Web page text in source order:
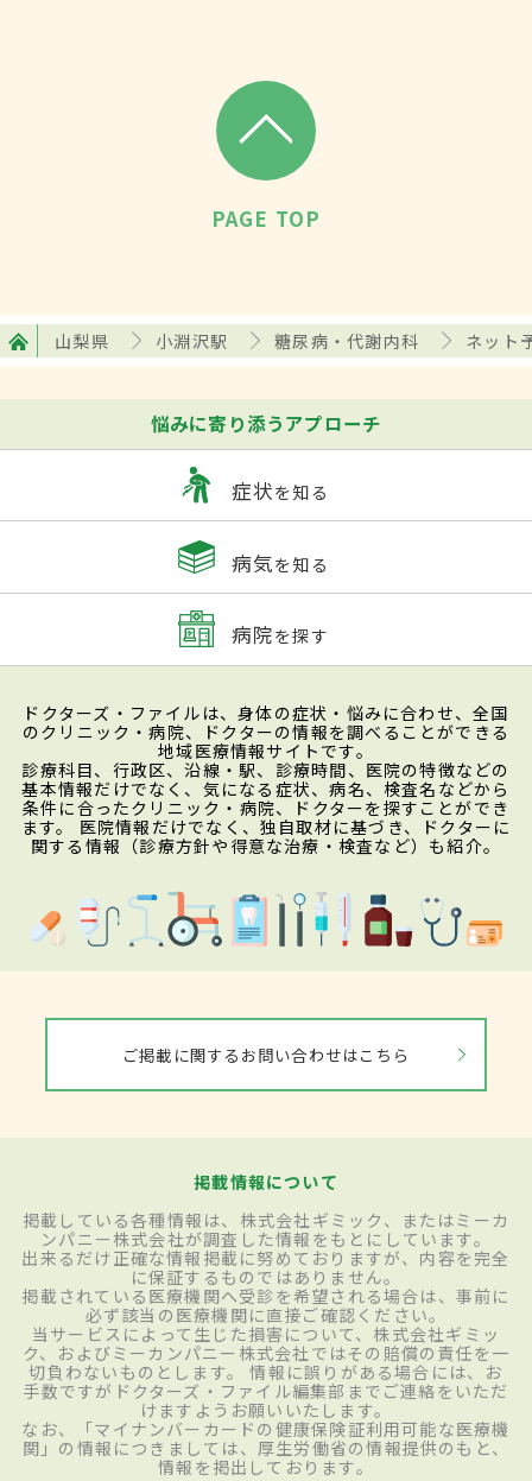
PAGE TOP
山梨県 小淵沢駅 糖尿病・代謝内科 ネット
悩みに寄り添うアプローチ
症状を知る
病気を知る
病院を探す
ドクターズ・ファイルは、身体の症状・悩みに合わせ、全国
のクリニック・病院、ドクターの情報を調べることができる
地域医療情報サイトです。
診療科目、行政区、沿線・駅、診療時間、医院の特徴などの
基本情報だけでなく、気になる症状、病名、検査名などから
条件に合ったクリニック・病院、ドクターを探すことができ
ます。 医院情報だけでなく、独自取材に基づき、ドクターに
関する情報（診療方針や得意な治療・検査など）も紹介。
ご掲載に関するお問い合わせはこちら
掲載情報について
掲載している各種情報は、株式会社ギミック、またはミーカ
ンパニー株式会社が調査した情報をもとにしています。
出来るだけ正確な情報掲載に努めておりますが、内容を完全
に保証するものではありません。
掲載されている医療機関へ受診を希望される場合は、事前に
必ず該当の医療機関に直接ご確認ください。
当サービスによって生じた損害について、株式会社ギミッ
ク、およびミーカンパニー株式会社ではその賠償の責任を一
切負わないものとします。 情報に誤りがある場合には、お
手数ですがドクターズ・ファイル編集部までご連絡をいただ
けますようお願いいたします。
なお、「マイナンバーカードの健康保険証利用可能な医療機
関」の情報につきましては、厚生労働省の情報提供のもと、
情報を掲出しております。